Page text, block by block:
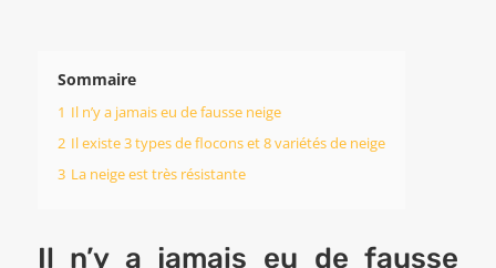
Sommaire
1 Il n’y a jamais eu de fausse neige
2 Il existe 3 types de flocons et 8 variétés de neige
3 La neige est très résistante
Il n’y a jamais eu de fausse